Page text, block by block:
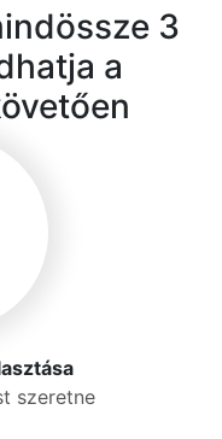
3
a
szeretne